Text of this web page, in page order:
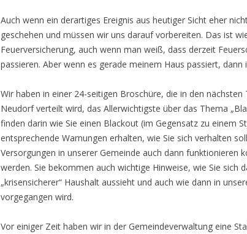
Auch wenn ein derartiges Ereignis aus heutiger Sicht eher
geschehen und müssen wir uns darauf vorbereiten. Das ist
Feuerversicherung, auch wenn man weiß, dass derzeit
passieren. Aber wenn es gerade meinem Haus passiert,
Wir haben in einer 24-seitigen Broschüre, die in den
Neudorf verteilt wird, das Allerwichtigste über das Thema
finden darin wie Sie einen Blackout (im Gegensatz zu einem
entsprechende Warnungen erhalten, wie Sie sich verhalten
Versorgungen in unserer Gemeinde auch dann funktionieren
werden. Sie bekommen auch wichtige Hinweise, wie Sie sich
„krisensicherer“ Haushalt aussieht und auch wie dann in
vorgegangen wird.
Vor einiger Zeit haben wir in der Gemeindeverwaltung eine